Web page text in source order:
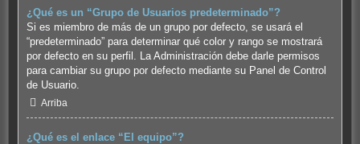
¿Qué es un “Grupo de Usuarios predeterminado”?
Si es miembro de más de un grupo por defecto, se usará el
“predeterminado” para determinar qué color y rango se mostrará
por defecto en su perfil. La Administración debe darle permisos
para cambiar su grupo por defecto mediante su Panel de Control
de Usuario.
Arriba
¿Qué es el enlace “El equipo”?